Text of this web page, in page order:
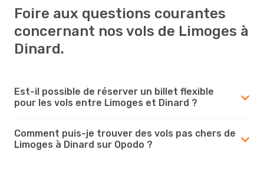
Foire aux questions courantes
concernant nos vols de Limoges à
Dinard.
Est-il possible de réserver un billet flexible
pour les vols entre Limoges et Dinard ?
Comment puis-je trouver des vols pas chers de
Limoges à Dinard sur Opodo ?